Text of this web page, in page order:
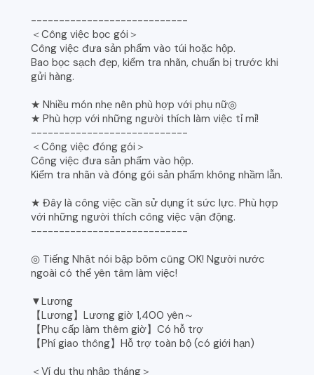
----------------------------
＜Công việc bọc gói＞
Công việc đưa sản phẩm vào túi hoặc hộp.
Bao bọc sạch đẹp, kiểm tra nhãn, chuẩn bị trước khi
gửi hàng.
★ Nhiều món nhẹ nên phù hợp với phụ nữ◎
★ Phù hợp với những người thích làm việc tỉ mỉ!
----------------------------
＜Công việc đóng gói＞
Công việc đưa sản phẩm vào hộp.
Kiểm tra nhãn và đóng gói sản phẩm không nhầm lẫn.
★ Đây là công việc cần sử dụng ít sức lực. Phù hợp
với những người thích công việc vận động.
----------------------------
◎ Tiếng Nhật nói bập bõm cũng OK! Người nước
ngoài có thể yên tâm làm việc!
▼Lương
【Lương】Lương giờ 1,400 yên～
【Phụ cấp làm thêm giờ】Có hỗ trợ
【Phí giao thông】Hỗ trợ toàn bộ (có giới hạn)
＜Ví dụ thu nhập tháng＞